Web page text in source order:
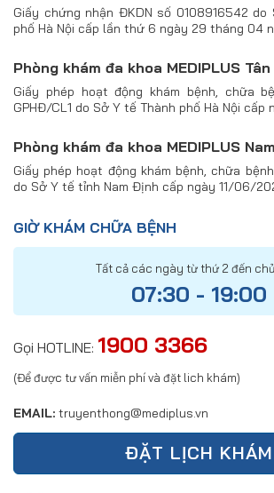
Giấy chứng nhận ĐKDN số 0108916542 do
phố Hà Nội cấp lần thứ 6 ngày 29 tháng 04
Phòng khám đa khoa MEDIPLUS Tân
Giấy phép hoạt động khám bệnh, chữa
GPHĐ/CL1 do Sở Y tế Thành phố Hà Nội
Phòng khám đa khoa MEDIPLUS
Giấy phép hoạt động khám bệnh, chữa
do Sở Y tế tỉnh Nam Định cấp ngày 11/06/
GIỜ KHÁM CHỮA BỆNH
Tất cả các ngày từ thứ 2 đến
07:30 - 19:00
Gọi HOTLINE: 1900 3366
(Để được tư vấn miễn phí và đặt lich khám)
EMAIL: truyenthong@mediplus.vn
ĐẶT LỊCH KHÁM